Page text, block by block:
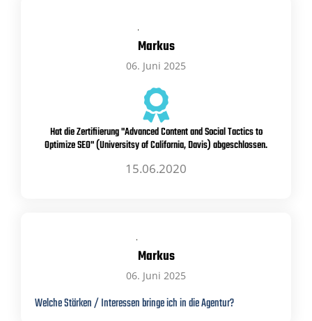
Markus
06. Juni 2025
Hat die Zertifiierung "Advanced Content and Social Tactics to
Optimize SEO" (Universitsy of California, Davis) abgeschlossen.
15.06.2020
Markus
06. Juni 2025
Welche Stärken / Interessen bringe ich in die Agentur?